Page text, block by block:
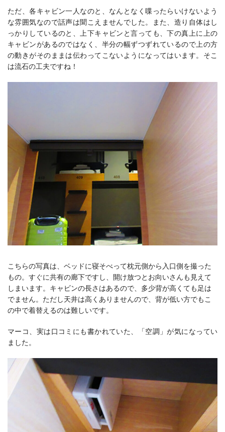
ただ、各キャビン一人なのと、なんとなく喋ったらいけないよう
な雰囲気なので話声は聞こえませんでした。また、造り自体はし
っかりしているのと、上下キャビンと言っても、下の真上に上の
キャビンがあるのではなく、半分の幅ずつずれているので上の方
の動きがそのままは伝わってこないようになってはいます。そこ
は流石の工夫ですね！
こちらの写真は、ベッドに寝そべって枕元側から入口側を撮った
もの。 すぐに共有の廊下ですし、開け放つとお向いさんも見えて
しまいます。 キャビンの長さはあるので、多少背が高くても足は
でません。 ただし天井は高くありませんので、背が低い方でもこ
の中で着替えるのは難しいです。
マーコ、実は口コミにも書かれていた、「空調」が気になってい
ました。